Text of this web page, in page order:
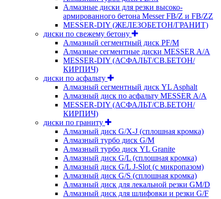
Алмазные диски для резки высоко-
армированного бетона Messer FB/Z и FB/ZZ
MESSER-DIY (ЖЕЛЕЗОБЕТОН/ГРАНИТ)
диски по свежему бетону
Алмазный сегментный диск PF/M
Алмазные сегментные диски MESSER A/A
MESSER-DIY (АСФАЛЬТ/СВ.БЕТОН/
КИРПИЧ)
диски по асфальту
Алмазный сегментный диск YL Asphalt
Алмазный диск по асфальту MESSER A/A
MESSER-DIY (АСФАЛЬТ/СВ.БЕТОН/
КИРПИЧ)
диски по граниту
Алмазный диск G/X-J (сплошная кромка)
Алмазный турбо диск G/M
Алмазный турбо диск YL Granite
Алмазный диск G/L (сплошная кромка)
Алмазный диск G/L J-Slot (с микропазом)
Алмазный диск G/S (сплошная кромка)
Алмазный диск для лекальной резки GM/D
Алмазный диск для шлифовки и резки G/F